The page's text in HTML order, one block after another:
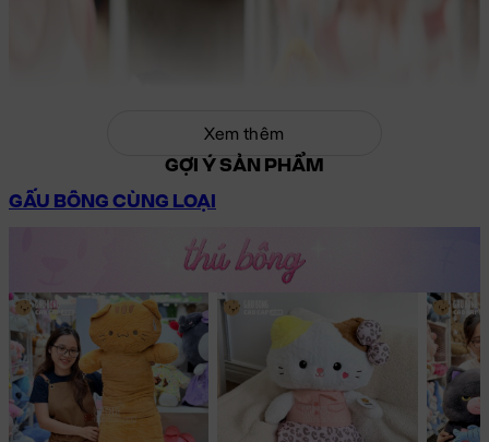
Xem thêm
GỢI Ý SẢN PHẨM
GẤU BÔNG CÙNG LOẠI